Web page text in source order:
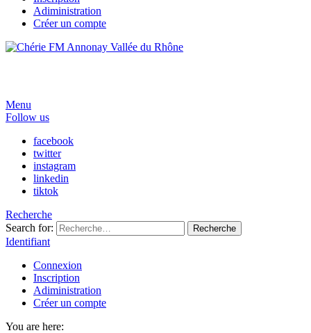
Adiministration
Créer un compte
Menu
Follow us
facebook
twitter
instagram
linkedin
tiktok
Recherche
Search for:
Recherche
Identifiant
Connexion
Inscription
Adiministration
Créer un compte
You are here: